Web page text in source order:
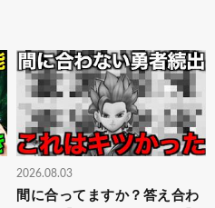
2026.08.03
間に合ってますか？答え合わ